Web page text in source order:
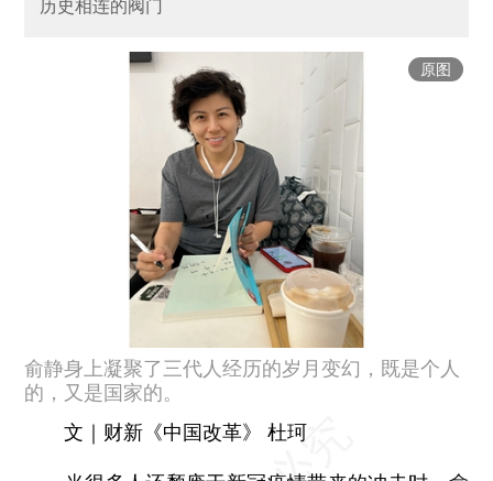
历史相连的阀门
原图
俞静身上凝聚了三代人经历的岁月变幻，既是个人
的，又是国家的。
文｜财新《中国改革》 杜珂